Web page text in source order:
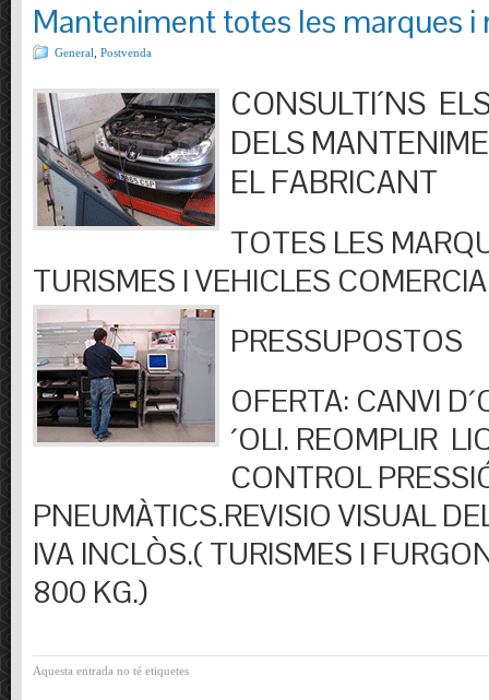
Manteniment totes les marques i
General Postvenda
CONSULTI´NS
DELS
EL FABRICANT
TOTES LES
TURISMES I VEHICLES
PRESSUPOSTOS
OFERTA: CANVI
´OLI. REOMPLIR
CONTROL
PNEUMÀTICS.REVISIO VISUAL
IVA INCLÒS.( TURISMES I
800 KG.)
Aquesta entrada no té etiquetes